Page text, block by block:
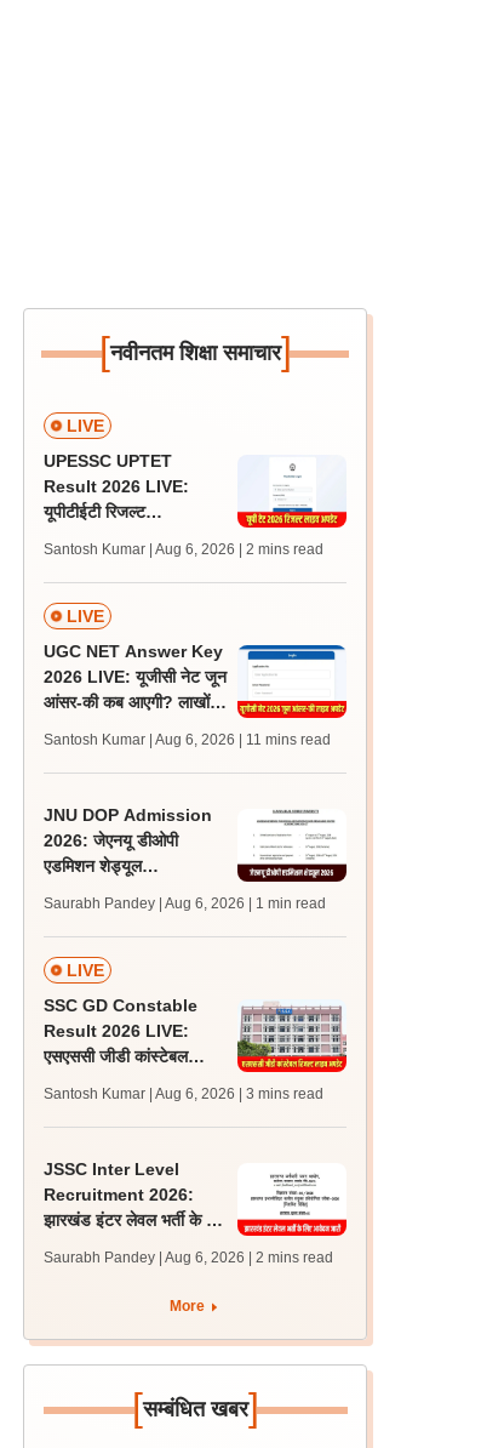
[नवीनतम शिक्षा समाचार]
LIVE
UPESSC UPTET
Result 2026 LIVE:
यूपीटीईटी रिजल्ट
जल्द, जानें लेटेस्ट अपडेट,
पासिंग मार्क्स
Santosh Kumar | Aug 6, 2026 | 2 mins read
LIVE
UGC NET Answer Key
2026 LIVE: यूजीसी नेट जून
आंसर-की कब आएगी? लाखों
Santosh Kumar | Aug 6, 2026 | 11 mins read
JNU DOP Admission
2026: जेएनयू डीओपी
एडमिशन शेड्यूल
24 अगस्त को जारी होगी मेरिट
लिस्ट
Saurabh Pandey | Aug 6, 2026 | 1 min read
LIVE
SSC GD Constable
Result 2026 LIVE:
एसएससी जीडी कांस्टेबल
लेटेस्ट अपडेट, स्कोरकार्ड लिंक
Santosh Kumar | Aug 6, 2026 | 3 mins read
JSSC Inter Level
Recruitment 2026:
झारखंड इंटर लेवल भर्ती के लिए
Saurabh Pandey | Aug 6, 2026 | 2 mins read
More
[सम्बंधित खबर]